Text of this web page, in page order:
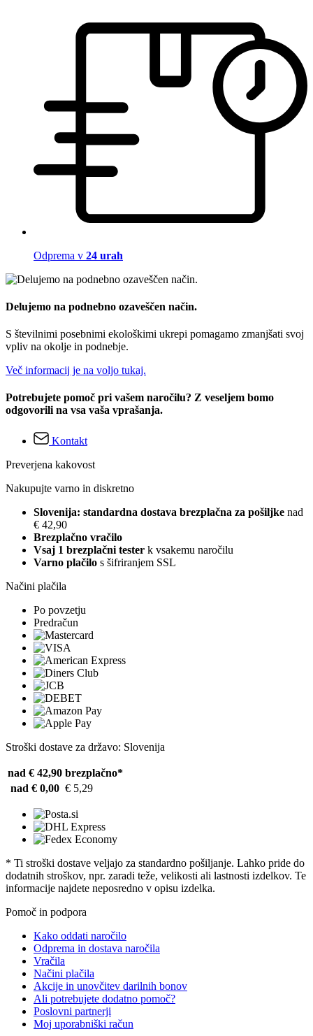
Odprema v 24 urah
Delujemo na podnebno ozaveščen način.
S številnimi posebnimi ekološkimi ukrepi pomagamo zmanjšati svoj
vpliv na okolje in podnebje.
Več informacij je na voljo tukaj.
Potrebujete pomoč pri vašem naročilu? Z veseljem bomo
odgovorili na vsa vaša vprašanja.
Kontakt
Preverjena kakovost
Nakupujte varno in diskretno
Slovenija: standardna dostava brezplačna za pošiljke nad
€ 42,90
Brezplačno vračilo
Vsaj 1 brezplačni tester k vsakemu naročilu
Varno plačilo s šifriranjem SSL
Načini plačila
Po povzetju
Predračun
Stroški dostave za državo: Slovenija
nad € 42,90 brezplačno*
nad € 0,00 € 5,29
* Ti stroški dostave veljajo za standardno pošiljanje. Lahko pride do
dodatnih stroškov, npr. zaradi teže, velikosti ali lastnosti izdelkov. Te
informacije najdete neposredno v opisu izdelka.
Pomoč in podpora
Kako oddati naročilo
Odprema in dostava naročila
Vračila
Načini plačila
Akcije in unovčitev darilnih bonov
Ali potrebujete dodatno pomoč?
Poslovni partnerji
Moj uporabniški račun